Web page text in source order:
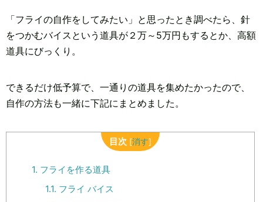
「フライの自作をしてみたい」と思ったとき調べたら、針
をつかむバイスという道具が２万～5万円もするとか、高額
道具にびっくり。
できるだけ低予算で、一通りの道具を集めたかったので、
自作の方法も一緒に下記にまとめました。
目次 [消す]
1. フライを作る道具
1.1. フライ バイス